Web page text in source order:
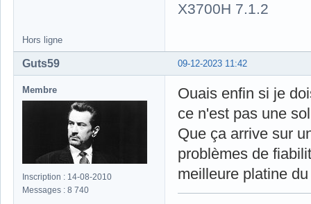
X3700H 7.1.2
Hors ligne
09-12-2023 11:42
Guts59
Membre
Inscription : 14-08-2010
Messages : 8 740
Ouais enfin si je
ce n'est pas une
Que ça arrive sur
problèmes de
meilleure platine